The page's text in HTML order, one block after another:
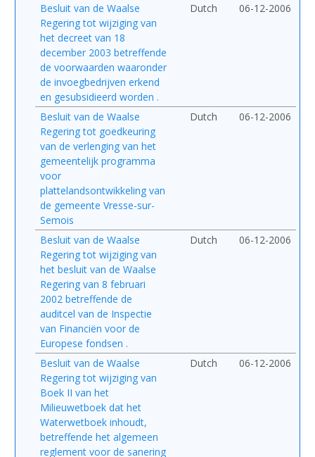
Besluit van de Waalse
Regering tot wijziging van
het decreet van 18
december 2003 betreffende
de voorwaarden waaronder
de invoegbedrijven erkend
en gesubsidieerd worden .
Dutch 06-12-2006
Besluit van de Waalse
Regering tot goedkeuring
van de verlenging van het
gemeentelijk programma
voor
plattelandsontwikkeling van
de gemeente Vresse-sur-
Semois
Dutch 06-12-2006
Besluit van de Waalse
Regering tot wijziging van
het besluit van de Waalse
Regering van 8 februari
2002 betreffende de
auditcel van de Inspectie
van Financiën voor de
Europese fondsen .
Dutch 06-12-2006
Besluit van de Waalse
Regering tot wijziging van
Boek II van het
Milieuwetboek dat het
Waterwetboek inhoudt,
betreffende het algemeen
reglement voor de sanering
Dutch 06-12-2006